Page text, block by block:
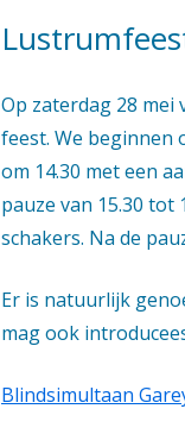
Op zaterdag 28
feest. We beginnen
om 14.30 met een
pauze van 15.30
schakers. Na de
Er is natuurlijk
mag ook
Blindsimultaan